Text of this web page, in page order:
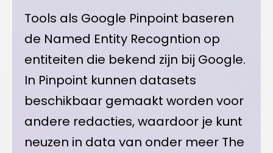
Tools als Google Pinpoint baseren
de Named Entity Recogntion op
entiteiten die bekend zijn bij Google.
In Pinpoint kunnen datasets
beschikbaar gemaakt worden voor
andere redacties, waardoor je kunt
neuzen in data van onder meer The